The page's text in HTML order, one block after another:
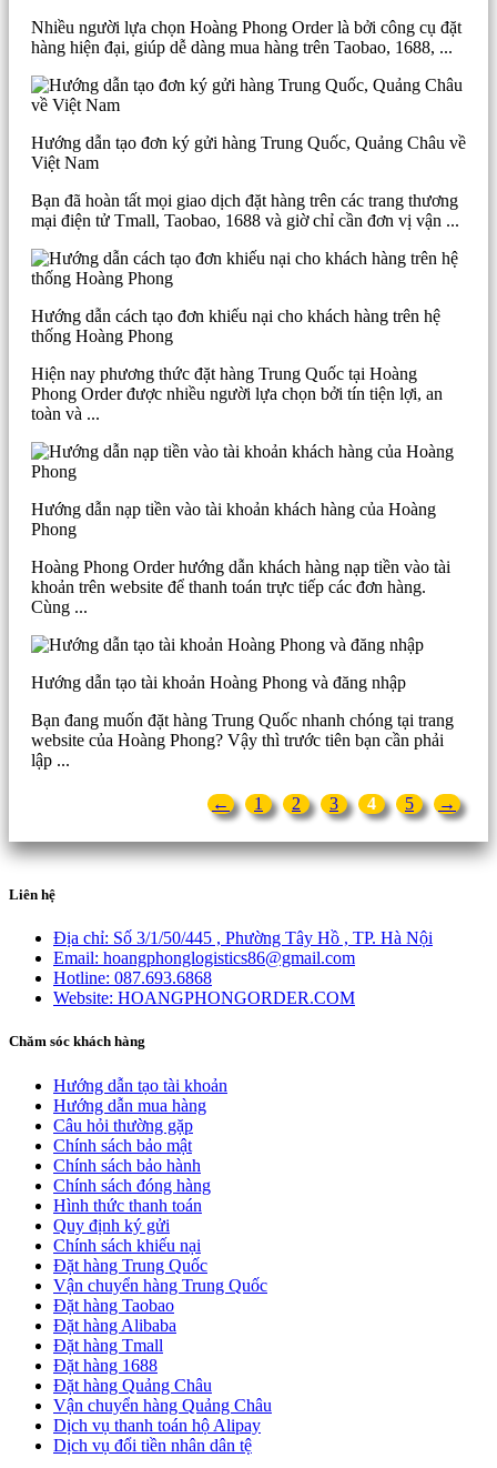
Nhiều người lựa chọn Hoàng Phong Order là bởi công cụ đặt
hàng hiện đại, giúp dễ dàng mua hàng trên Taobao, 1688, ...
Hướng dẫn tạo đơn ký gửi hàng Trung Quốc, Quảng Châu về
Việt Nam
Bạn đã hoàn tất mọi giao dịch đặt hàng trên các trang thương
mại điện tử Tmall, Taobao, 1688 và giờ chỉ cần đơn vị vận ...
Hướng dẫn cách tạo đơn khiếu nại cho khách hàng trên hệ
thống Hoàng Phong
Hiện nay phương thức đặt hàng Trung Quốc tại Hoàng
Phong Order được nhiều người lựa chọn bởi tín tiện lợi, an
toàn và ...
Hướng dẫn nạp tiền vào tài khoản khách hàng của Hoàng
Phong
Hoàng Phong Order hướng dẫn khách hàng nạp tiền vào tài
khoản trên website để thanh toán trực tiếp các đơn hàng.
Cùng ...
Hướng dẫn tạo tài khoản Hoàng Phong và đăng nhập
Bạn đang muốn đặt hàng Trung Quốc nhanh chóng tại trang
website của Hoàng Phong? Vậy thì trước tiên bạn cần phải
lập ...
← 1 2 3 4 5 →
Liên hệ
Địa chỉ: Số 3/1/50/445 , Phường Tây Hồ , TP. Hà Nội
Email: hoangphonglogistics86@gmail.com
Hotline: 087.693.6868
Website: HOANGPHONGORDER.COM
Chăm sóc khách hàng
Hướng dẫn tạo tài khoản
Hướng dẫn mua hàng
Câu hỏi thường gặp
Chính sách bảo mật
Chính sách bảo hành
Chính sách đóng hàng
Hình thức thanh toán
Quy định ký gửi
Chính sách khiếu nại
Đặt hàng Trung Quốc
Vận chuyển hàng Trung Quốc
Đặt hàng Taobao
Đặt hàng Alibaba
Đặt hàng Tmall
Đặt hàng 1688
Đặt hàng Quảng Châu
Vận chuyển hàng Quảng Châu
Dịch vụ thanh toán hộ Alipay
Dịch vụ đổi tiền nhân dân tệ